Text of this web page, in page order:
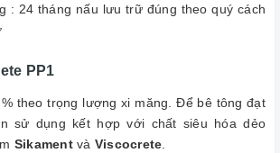
: 24 tháng nấu lưu trữ đúng theo quý cách
PP1
theo trọng lượng xi măng. Để bê tông đạt
sử dụng kết hợp với chất siêu hóa dẻo
Sikament và Viscocrete